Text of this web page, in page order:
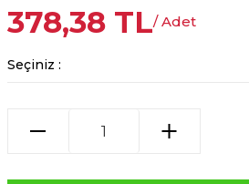
378,38 TL/ Adet
Seçiniz :